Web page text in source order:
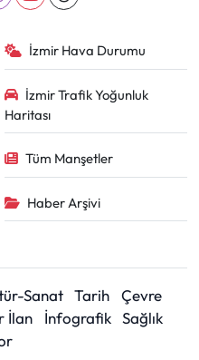
İzmir Hava Durumu
İzmir Trafik Yoğunluk
Haritası
Tüm Manşetler
Haber Arşivi
Sanat Tarih
Çevre
İlan İnfografik Sağlık